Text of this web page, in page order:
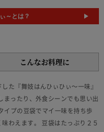
～とは？
こんなお料理に
た『舞妓はんひぃひぃ～一味』
まったり、外食シーンでも思い出
イプの豆袋でマイ一味を持ち歩
わえます。 豆袋はたっぷり２５